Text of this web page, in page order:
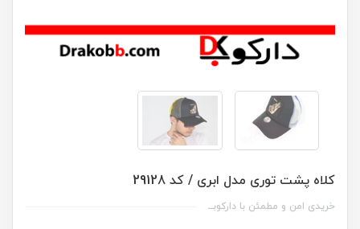
کلاه پشت توری مدل ابری / کد 29128
خریدی امن و مطمئن با دارکوبــ